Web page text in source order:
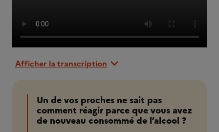
Afficher la transcription
Un de vos proches ne sait pas
comment réagir parce que vous avez
de nouveau consommé de l’alcool ?